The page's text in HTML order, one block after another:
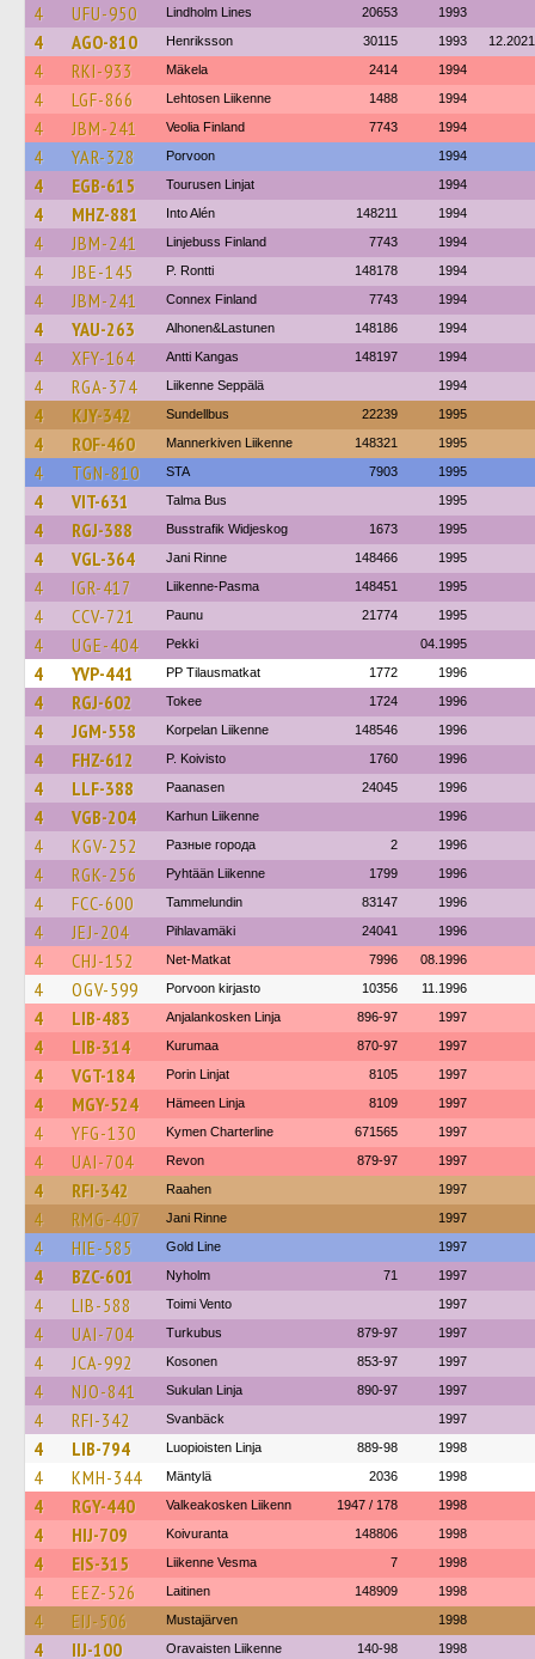
4 UFU-950 Lindholm Lines 20653 1993
4 AGO-810 Henriksson 30115 1993 12.2021
4 RKI-933 Mäkela 2414 1994
4 LGF-866 Lehtosen Liikenne 1488 1994
4 JBM-241 Veolia Finland 7743 1994
4 YAR-328 Porvoon 1994
4 EGB-615 Tourusen Linjat 1994
4 MHZ-881 Into Alén 148211 1994
4 JBM-241 Linjebuss Finland 7743 1994
4 JBE-145 P. Rontti 148178 1994
4 JBM-241 Connex Finland 7743 1994
4 YAU-263 Alhonen&Lastunen 148186 1994
4 XFY-164 Antti Kangas 148197 1994
4 RGA-374 Liikenne Seppälä 1994
4 KJY-342 Sundellbus 22239 1995
4 ROF-460 Mannerkiven Liikenne 148321 1995
4 TGN-810 STA 7903 1995
4 VIT-631 Talma Bus 1995
4 RGJ-388 Busstrafik Widjeskog 1673 1995
4 VGL-364 Jani Rinne 148466 1995
4 IGR-417 Liikenne-Pasma 148451 1995
4 CCV-721 Paunu 21774 1995
4 UGE-404 Pekki 04.1995
4 YVP-441 PP Tilausmatkat 1772 1996
4 RGJ-602 Tokee 1724 1996
4 JGM-558 Korpelan Liikenne 148546 1996
4 FHZ-612 P. Koivisto 1760 1996
4 LLF-388 Paanasen 24045 1996
4 VGB-204 Karhun Liikenne 1996
4 KGV-252 Разные города 2 1996
4 RGK-256 Pyhtään Liikenne 1799 1996
4 FCC-600 Tammelundin 83147 1996
4 JEJ-204 Pihlavamäki 24041 1996
4 CHJ-152 Net-Matkat 7996 08.1996
4 OGV-599 Porvoon kirjasto 10356 11.1996
4 LIB-483 Anjalankosken Linja 896-97 1997
4 LIB-314 Kurumaa 870-97 1997
4 VGT-184 Porin Linjat 8105 1997
4 MGY-524 Hämeen Linja 8109 1997
4 YFG-130 Kymen Charterline 671565 1997
4 UAI-704 Revon 879-97 1997
4 RFI-342 Raahen 1997
4 RMG-407 Jani Rinne 1997
4 HIE-585 Gold Line 1997
4 BZC-601 Nyholm 71 1997
4 LIB-588 Toimi Vento 1997
4 UAI-704 Turkubus 879-97 1997
4 JCA-992 Kosonen 853-97 1997
4 NJO-841 Sukulan Linja 890-97 1997
4 RFI-342 Svanbäck 1997
4 LIB-794 Luopioisten Linja 889-98 1998
4 KMH-344 Mäntylä 2036 1998
4 RGY-440 Valkeakosken Liikenn 1947 / 178 1998
4 HIJ-709 Koivuranta 148806 1998
4 EIS-315 Liikenne Vesma 7 1998
4 EEZ-526 Laitinen 148909 1998
4 EIJ-506 Mustajärven 1998
4 IIJ-100 Oravaisten Liikenne 140-98 1998